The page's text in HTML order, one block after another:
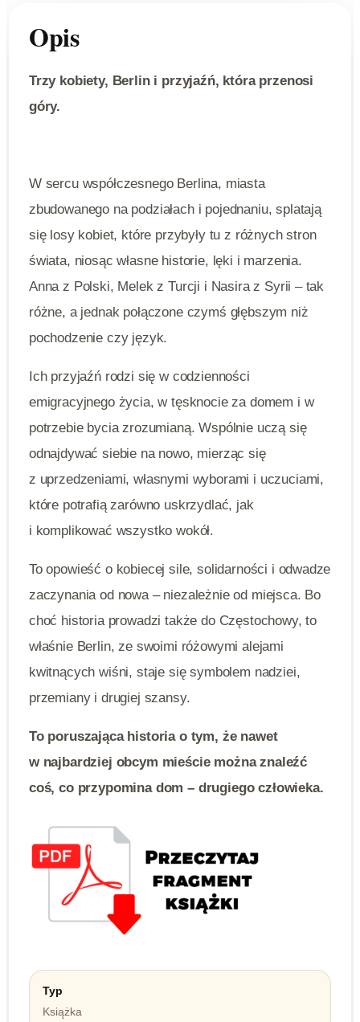
Opis
Trzy kobiety, Berlin i przyjaźń, która przenosi
góry.
W sercu współczesnego Berlina, miasta
zbudowanego na podziałach i pojednaniu, splatają
się losy kobiet, które przybyły tu z różnych stron
świata, niosąc własne historie, lęki i marzenia.
Anna z Polski, Melek z Turcji i Nasira z Syrii – tak
różne, a jednak połączone czymś głębszym niż
pochodzenie czy język.
Ich przyjaźń rodzi się w codzienności
emigracyjnego życia, w tęsknocie za domem i w
potrzebie bycia zrozumianą. Wspólnie uczą się
odnajdywać siebie na nowo, mierząc się
z uprzedzeniami, własnymi wyborami i uczuciami,
które potrafią zarówno uskrzydlać, jak
i komplikować wszystko wokół.
To opowieść o kobiecej sile, solidarności i odwadze
zaczynania od nowa – niezależnie od miejsca. Bo
choć historia prowadzi także do Częstochowy, to
właśnie Berlin, ze swoimi różowymi alejami
kwitnących wiśni, staje się symbolem nadziei,
przemiany i drugiej szansy.
To poruszająca historia o tym, że nawet
w najbardziej obcym mieście można znaleźć
coś, co przypomina dom – drugiego człowieka.
Typ
Książka